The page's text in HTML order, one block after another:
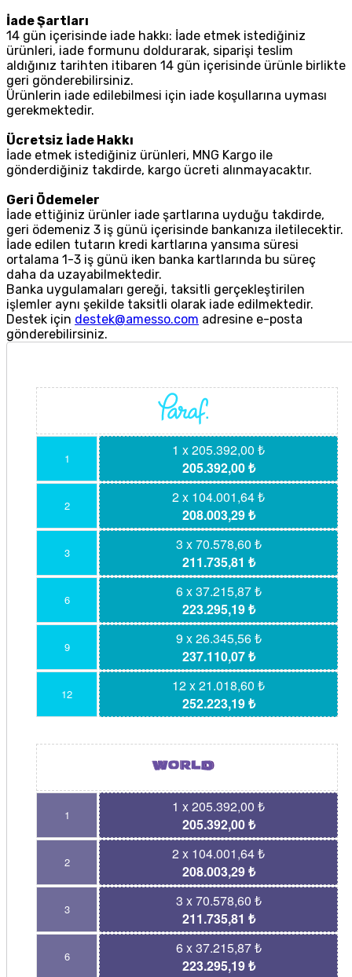
İade Şartları
14 gün içerisinde iade hakkı: İade etmek istediğiniz
ürünleri, iade formunu doldurarak, siparişi teslim
aldığınız tarihten itibaren 14 gün içerisinde ürünle birlikte
geri gönderebilirsiniz.
Ürünlerin iade edilebilmesi için iade koşullarına uyması
gerekmektedir.
Ücretsiz İade Hakkı
İade etmek istediğiniz ürünleri, MNG Kargo ile
gönderdiğiniz takdirde, kargo ücreti alınmayacaktır.
Geri Ödemeler
İade ettiğiniz ürünler iade şartlarına uyduğu takdirde,
geri ödemeniz 3 iş günü içerisinde bankanıza iletilecektir.
İade edilen tutarın kredi kartlarına yansıma süresi
ortalama 1-3 iş günü iken banka kartlarında bu süreç
daha da uzayabilmektedir.
Banka uygulamaları gereği, taksitli gerçekleştirilen
işlemler aynı şekilde taksitli olarak iade edilmektedir.
Destek için destek@amesso.com adresine e-posta
gönderebilirsiniz.
1
1 x 205.392,00 ₺
205.392,00 ₺
2
2 x 104.001,64 ₺
208.003,29 ₺
3
3 x 70.578,60 ₺
211.735,81 ₺
6
6 x 37.215,87 ₺
223.295,19 ₺
9
9 x 26.345,56 ₺
237.110,07 ₺
12
12 x 21.018,60 ₺
252.223,19 ₺
1
1 x 205.392,00 ₺
205.392,00 ₺
2
2 x 104.001,64 ₺
208.003,29 ₺
3
3 x 70.578,60 ₺
211.735,81 ₺
6
6 x 37.215,87 ₺
223.295,19 ₺